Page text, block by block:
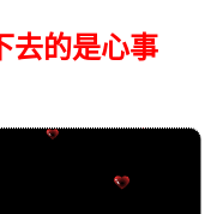
去的是心事